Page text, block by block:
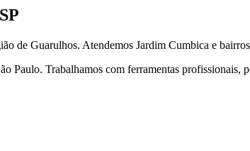
SP
de Guarulhos. Atendemos Jardim Cumbica e
Paulo. Trabalhamos com ferramentas profissionais,